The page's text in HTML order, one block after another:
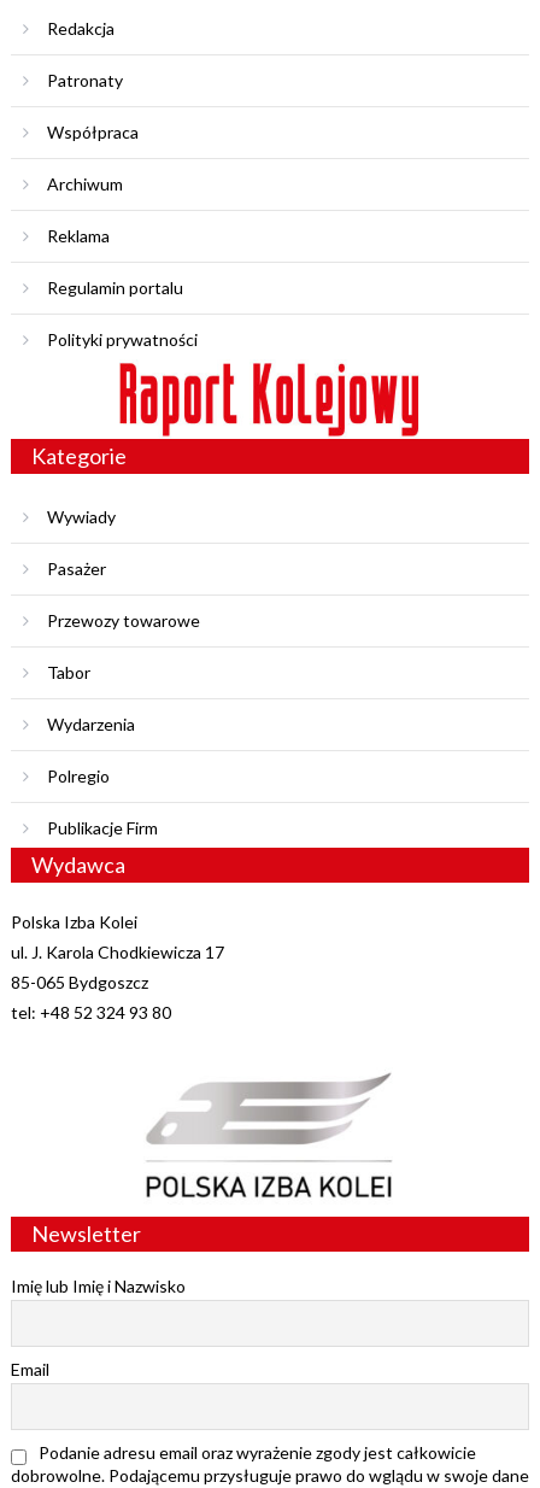
Redakcja
Patronaty
Współpraca
Archiwum
Reklama
Regulamin portalu
Polityki prywatności
Kategorie
Wywiady
Pasażer
Przewozy towarowe
Tabor
Wydarzenia
Polregio
Publikacje Firm
Wydawca
Polska Izba Kolei
ul. J. Karola Chodkiewicza 17
85-065 Bydgoszcz
tel: +48 52 324 93 80
Newsletter
Imię lub Imię i Nazwisko
Email
Podanie adresu email oraz wyrażenie zgody jest całkowicie
dobrowolne. Podającemu przysługuje prawo do wglądu w swoje dane